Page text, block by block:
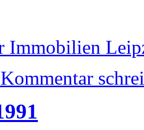
Immobilien